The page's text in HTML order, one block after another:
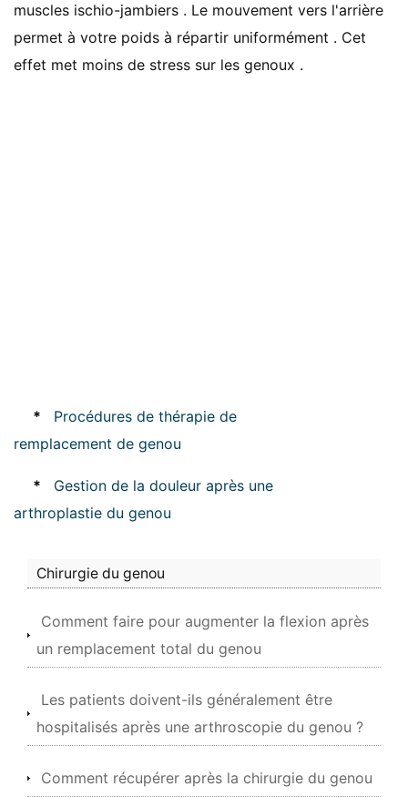
muscles ischio-jambiers . Le mouvement vers l'arrière
permet à votre poids à répartir uniformément . Cet
effet met moins de stress sur les genoux .
*
Procédures de thérapie de
remplacement de genou
*
Gestion de la douleur après une
arthroplastie du genou
Chirurgie du genou
Comment faire pour augmenter la flexion après
un remplacement total du genou
Les patients doivent-ils généralement être
hospitalisés après une arthroscopie du genou ?
Comment récupérer après la chirurgie du genou